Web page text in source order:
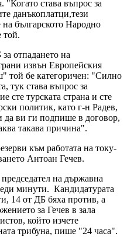
"Когато става въпрос за
данъкоплатци,тези
на българското Народно
той.
отпадането на
извън Европейския
той бе категоричен: "Силно
тук става въпрос за
сте турската страна и сте
политик, като г-н Радев,
да ви ги подпише в договор,
такава причина".
към работата на току-
Антоан Гечев.
на държавна
минути. Кандидатурата
14 от ДБ бяха против, а
за Гечев в зала
който изчете
трибуна, пише "24 часа".